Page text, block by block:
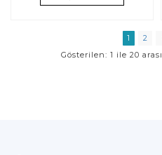
1
2
Gösterilen: 1 ile 20